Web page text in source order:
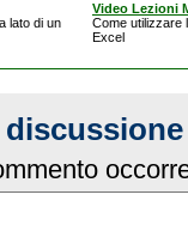
lato di un
Video Lezioni
Come utilizzare
Excel
discussione